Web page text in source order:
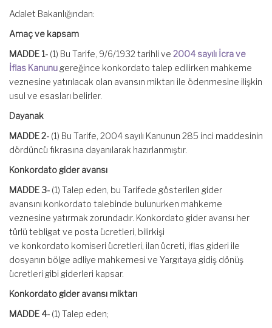
Adalet Bakanlığından:
Amaç ve kapsam
MADDE 1- (1) Bu Tarife, 9/6/1932 tarihli ve 2004 sayılı İcra ve
İflas Kanunu gereğince konkordato talep edilirken mahkeme
veznesine yatırılacak olan avansın miktarı ile ödenmesine ilişkin
usul ve esasları belirler.
Dayanak
MADDE 2- (1) Bu Tarife, 2004 sayılı Kanunun 285 inci maddesinin
dördüncü fıkrasına dayanılarak hazırlanmıştır.
Konkordato gider avansı
MADDE 3- (1) Talep eden, bu Tarifede gösterilen gider
avansını konkordato talebinde bulunurken mahkeme
veznesine yatırmak zorundadır. Konkordato gider avansı her
türlü tebligat ve posta ücretleri, bilirkişi
ve konkordato komiseri ücretleri, ilan ücreti, iflas gideri ile
dosyanın bölge adliye mahkemesi ve Yargıtaya gidiş dönüş
ücretleri gibi giderleri kapsar.
Konkordato gider avansı miktarı
MADDE 4- (1) Talep eden;